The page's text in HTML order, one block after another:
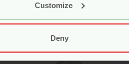
Customize
Deny